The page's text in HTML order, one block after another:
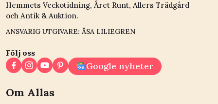
Hemmets Veckotidning, Året Runt, Allers Trädgård
och Antik & Auktion.
ANSVARIG UTGIVARE: ÅSA LILIEGREN
Följ oss
Google nyheter
Om Allas